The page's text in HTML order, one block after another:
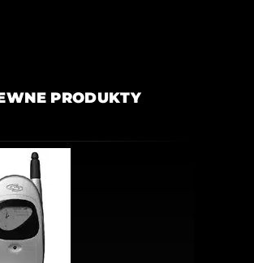
PRODUKTY